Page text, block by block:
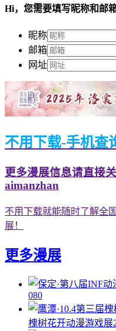
Hi，您需要填写昵称和邮箱
昵称
邮箱
网址
不用下载-手机查
更多漫展信息请直接
aimanzhan
不用下载就能随时了解全
展！
更多漫展
080
槐树花开动漫游戏展